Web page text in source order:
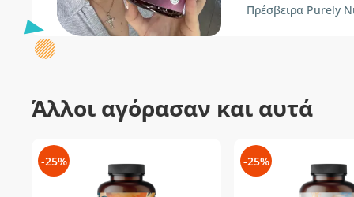
Πρέσβειρα Purely
Άλλοι αγόρασαν και αυτά
-25% -25%